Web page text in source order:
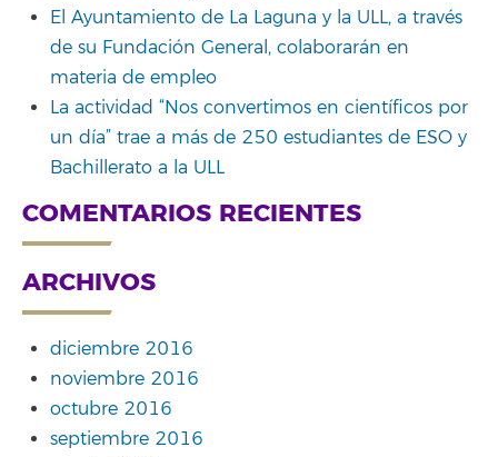
El Ayuntamiento de La Laguna y la ULL, a través
de su Fundación General, colaborarán en
materia de empleo
La actividad “Nos convertimos en científicos por
un día” trae a más de 250 estudiantes de ESO y
Bachillerato a la ULL
COMENTARIOS RECIENTES
ARCHIVOS
diciembre 2016
noviembre 2016
octubre 2016
septiembre 2016